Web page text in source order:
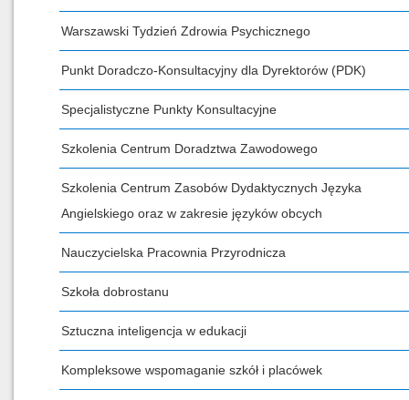
Warszawski Tydzień Zdrowia Psychicznego
Punkt Doradczo-Konsultacyjny dla Dyrektorów (PDK)
Specjalistyczne Punkty Konsultacyjne
Szkolenia Centrum Doradztwa Zawodowego
Szkolenia Centrum Zasobów Dydaktycznych Języka
Angielskiego oraz w zakresie języków obcych
Nauczycielska Pracownia Przyrodnicza
Szkoła dobrostanu
Sztuczna inteligencja w edukacji
Kompleksowe wspomaganie szkół i placówek